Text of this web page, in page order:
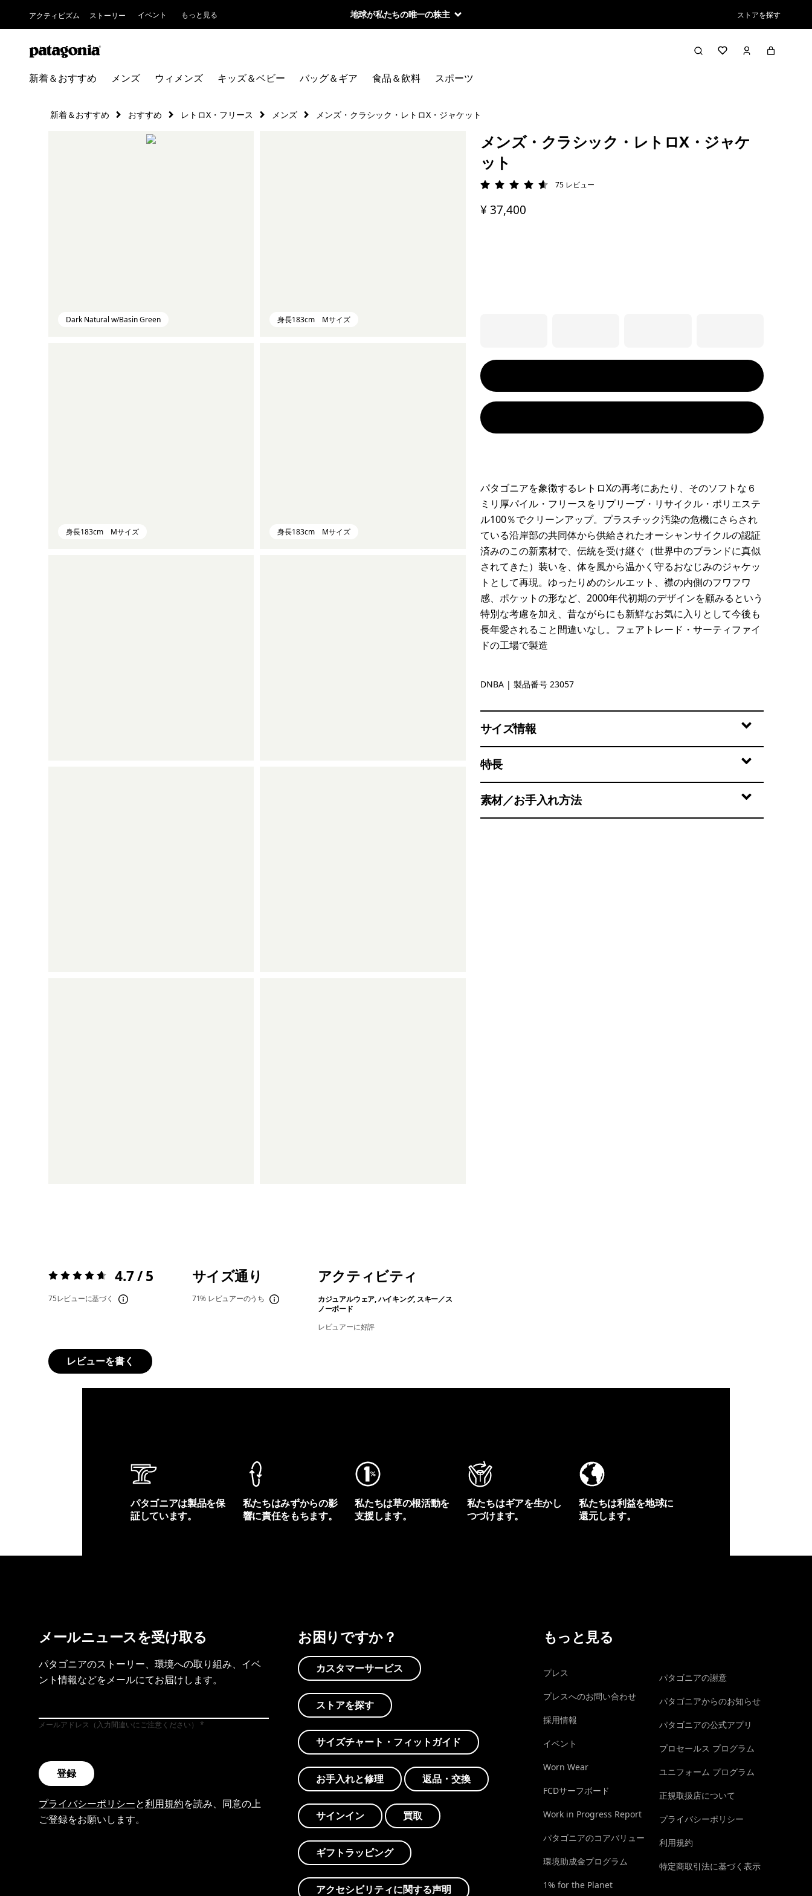
アクティビズム ストーリー イベント もっと見る 地球が私たちの唯一の株主 ストアを探す
新着＆おすすめ メンズ ウィメンズ キッズ＆ベビー バッグ＆ギア 食品＆飲料 スポーツ
新着＆おすすめ おすすめ レトロX・フリース メンズ メンズ・クラシック・レトロX・ジャケット
Dark Natural w/Basin Green 身長183cm Mサイズ
身長183cm Mサイズ 身長183cm Mサイズ
メンズ・クラシック・レトロX・ジャケ
ット
評価: 4.7 / 5
75 レビュー
¥ 37,400
パタゴニアを象徴するレトロXの再考にあたり、そのソフトな６
ミリ厚パイル・フリースをリプリーブ・リサイクル・ポリエステ
ル100％でクリーンアップ。プラスチック汚染の危機にさらされ
ている沿岸部の共同体から供給されたオーシャンサイクルの認証
済みのこの新素材で、伝統を受け継ぐ（世界中のブランドに真似
されてきた）装いを、体を風から温かく守るおなじみのジャケッ
トとして再現。ゆったりめのシルエット、襟の内側のフワフワ
感、ポケットの形など、2000年代初期のデザインを顧みるという
特別な考慮を加え、昔ながらにも新鮮なお気に入りとして今後も
長年愛されること間違いなし。フェアトレード・サーティファイ
ドの工場で製造
Dark Natural w/Basin Green
DNBA | 製品番号 23057
サイズ情報
特長
素材／お手入れ方法
評価:4.7 / 5 4.7 / 5
75レビューに基づく
サイズ通り
71% レビュアーのうち
アクティビティ
カジュアルウェア, ハイキング, スキー／ス
ノーボード
レビュアーに好評
レビューを書く
パタゴニアは製品を保
証しています。
私たちはみずからの影
響に責任をもちます。
私たちは草の根活動を
支援します。
私たちはギアを生かし
つづけます。
私たちは利益を地球に
還元します。
メールニュースを受け取る
パタゴニアのストーリー、環境への取り組み、イベ
ント情報などをメールにてお届けします。
メールアドレス（入力間違いにご注意ください）
登録
プライバシーポリシーと利用規約を読み、同意の上
ご登録をお願いします。
お困りですか？
カスタマーサービス
ストアを探す
サイズチャート・フィットガイド
お手入れと修理 返品・交換
サインイン 買取
ギフトラッピング
アクセシビリティに関する声明
もっと見る
プレス
プレスへのお問い合わせ
採用情報
イベント
Worn Wear
FCDサーフボード
Work in Progress Report
パタゴニアのコアバリュー
環境助成金プログラム
1% for the Planet
パタゴニアの謝意
パタゴニアからのお知らせ
パタゴニアの公式アプリ
プロセールス プログラム
ユニフォーム プログラム
正規取扱店について
プライバシーポリシー
利用規約
特定商取引法に基づく表示